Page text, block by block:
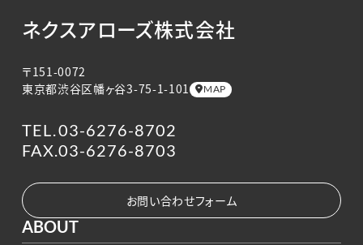
ネクスアローズ株式会社
〒151-0072
東京都渋谷区幡ヶ谷3-75-1-101
MAP
TEL.03-6276-8702
FAX.03-6276-8703
お問い合わせフォーム
ABOUT